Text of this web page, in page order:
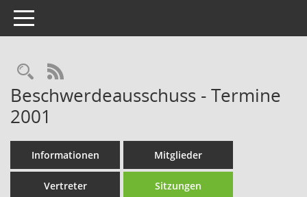
Toggle navigation
Rechercheauswahl
RSS-Feed
Beschwerdeausschuss - Termine
2001
Informationen Mitglieder
Vertreter Sitzungen